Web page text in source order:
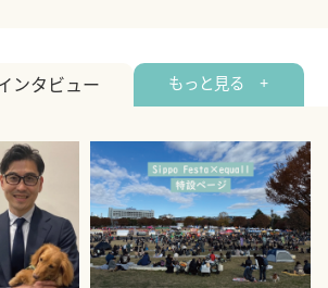
タビュー もっと見る +